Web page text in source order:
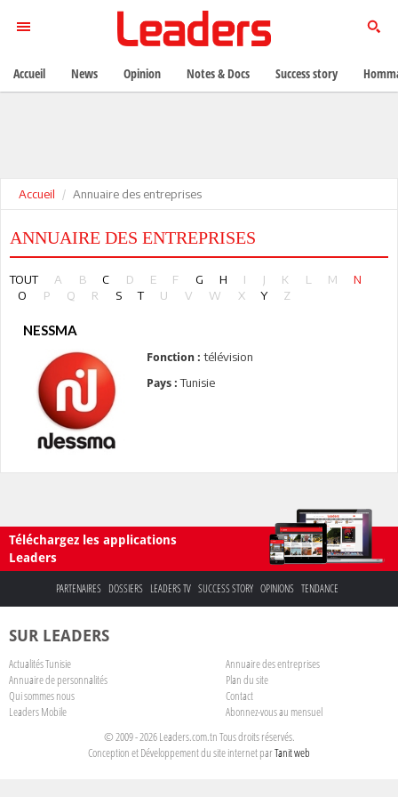
Accueil Annuaire des entreprises
ANNUAIRE DES ENTREPRISES
TOUT A B C D E F G H I J K L M
N
O
P Q R S T U V W X Y Z
NESSMA
Fonction : télévision
Pays : Tunisie
Téléchargez les applications
Leaders
PARTENAIRES DOSSIERS LEADERS TV SUCCESS STORY OPINIONS TENDANCE
SUR LEADERS
Actualités Tunisie
Annuaire des entreprises
Annuaire de personnalités
Plan du site
Qui sommes nous
Contact
Leaders Mobile
Abonnez-vous au mensuel
© 2009 - 2026 Leaders.com.tn Tous droits réservés.
Conception et Développement du site internet parTanit web
Accueil News Opinion Notes & Docs Success story